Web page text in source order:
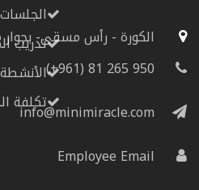
تدریب
الأنشطة
تكلفة
الكورة - رأس مسقى-
(+961) 81 265 950
info@minimiracle.com
Employee Email